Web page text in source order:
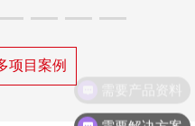
项目案例